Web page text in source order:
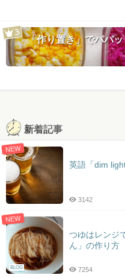
「作り置き」でパパ
新着記事
NEW
英語「dim
3142
NEW
BLOG
つゆはレンジ
ん」の作り方
7254